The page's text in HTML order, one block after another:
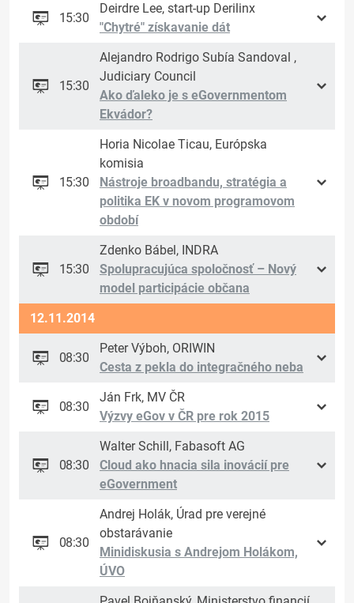
15:30
Deirdre Lee, start-up Derilinx
"Chytré" získavanie dát
15:30
Alejandro Rodrigo Subía Sandoval ,
Judiciary Council
Ako ďaleko je s eGovernmentom
Ekvádor?
15:30
Horia Nicolae Ticau, Európska
komisia
Nástroje broadbandu, stratégia a
politika EK v novom programovom
období
15:30
Zdenko Bábel, INDRA
Spolupracujúca spoločnosť – Nový
model participácie občana
12.11.2014
08:30
Peter Výboh, ORIWIN
Cesta z pekla do integračného neba
08:30
Ján Frk, MV ČR
Výzvy eGov v ČR pre rok 2015
08:30
Walter Schill, Fabasoft AG
Cloud ako hnacia sila inovácií pre
eGovernment
08:30
Andrej Holák, Úrad pre verejné
obstarávanie
Minidiskusia s Andrejom Holákom,
ÚVO